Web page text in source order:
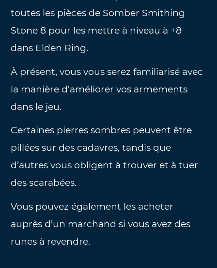
toutes les pièces de Somber Smithing
Stone 8 pour les mettre à niveau à +8
dans Elden Ring.
À présent, vous vous serez familiarisé avec
la manière d’améliorer vos armements
dans le jeu.
Certaines pierres sombres peuvent être
pillées sur des cadavres, tandis que
d’autres vous obligent à trouver et à tuer
des scarabées.
Vous pouvez également les acheter
auprès d’un marchand si vous avez des
runes à revendre.